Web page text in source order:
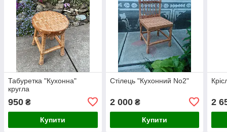
Табуретка "Кухонна"
кругла
950 ₴
Купити
Стілець "Кухонний No2"
2 000₴
Купити
2